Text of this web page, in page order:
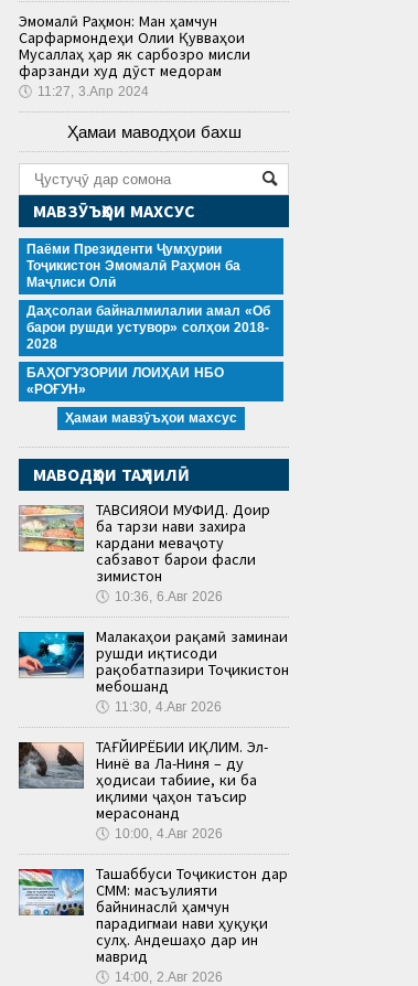
Эмомалӣ Раҳмон: Ман ҳамчун
Сарфармондеҳи Олии Қувваҳои
Мусаллаҳ ҳар як сарбозро мисли
фарзанди худ дӯст медорам
🕔 11:27, 3.Апр 2024
Ҳамаи маводҳои бахш
МАВЗӮЪҲОИ МАХСУС
Паёми Президенти Ҷумҳурии
Тоҷикистон Эмомалӣ Раҳмон ба
Маҷлиси Олӣ
Даҳсолаи байналмилалии амал «Об
барои рушди устувор» солҳои 2018-
2028
БАҲОГУЗОРИИ ЛОИҲАИ НБО
«РОҒУН»
Ҳамаи мавзӯъҳои махсус
МАВОДҲОИ ТАҲЛИЛӢ
ТАВСИЯҲОИ МУФИД. Доир
ба тарзи нави захира
кардани меваҷоту
сабзавот барои фасли
зимистон
🕔 10:36, 6.Авг 2026
Малакаҳои рақамӣ заминаи
рушди иқтисоди
рақобатпазири Тоҷикистон
мебошанд
🕔 11:30, 4.Авг 2026
ТАҒЙИРЁБИИ ИҚЛИМ. Эл-
Нинё ва Ла-Ниня – ду
ҳодисаи табиие, ки ба
иқлими ҷаҳон таъсир
мерасонанд
🕔 10:00, 4.Авг 2026
Ташаббуси Тоҷикистон дар
СММ: масъулияти
байнинаслӣ ҳамчун
парадигмаи нави ҳуқуқи
сулҳ. Андешаҳо дар ин
маврид
🕔 14:00, 2.Авг 2026